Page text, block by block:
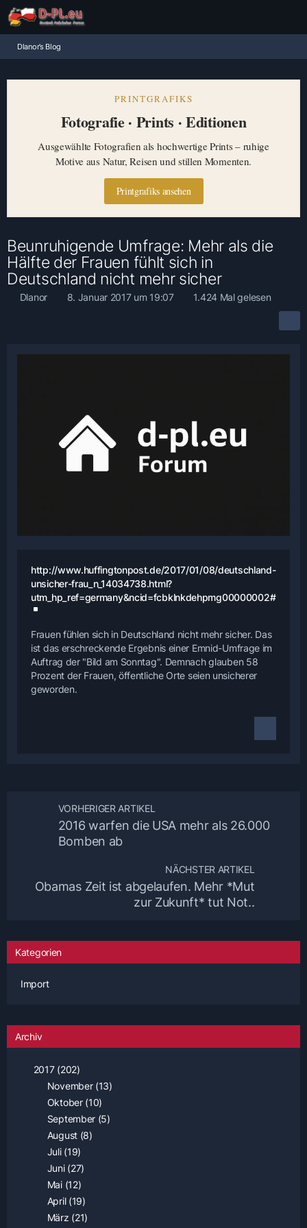
Dlanor’s Blog
PRINTGRAFIKS
Fotografie · Prints · Editionen
Ausgewählte Fotografien als hochwertige Prints – ruhige
Motive aus Natur, Reisen und stillen Momenten.
Printgrafiks ansehen
Beunruhigende Umfrage: Mehr als die
Hälfte der Frauen fühlt sich in
Deutschland nicht mehr sicher
Dlanor 8. Januar 2017 um 19:07 1.424 Mal gelesen
http://www.huffingtonpost.de/2017/01/08/deutschland-
unsicher-frau_n_14034738.html?
utm_hp_ref=germany&ncid=fcbklnkdehpmg00000002#
Frauen fühlen sich in Deutschland nicht mehr sicher. Das
ist das erschreckende Ergebnis einer Emnid-Umfrage im
Auftrag der "Bild am Sonntag". Demnach glauben 58
Prozent der Frauen, öffentliche Orte seien unsicherer
geworden.
VORHERIGER ARTIKEL
2016 warfen die USA mehr als 26.000
Bomben ab
NÄCHSTER ARTIKEL
Obamas Zeit ist abgelaufen. Mehr *Mut
zur Zukunft* tut Not..
Kategorien
Import
Archiv
2017 (202)
November (13)
Oktober (10)
September (5)
August (8)
Juli (19)
Juni (27)
Mai (12)
April (19)
März (21)